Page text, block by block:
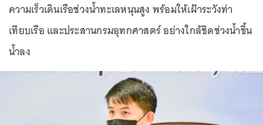
ความเร็วเดินเรือช่วงน้ำทะเลหนุนสูง พร้อมให้เฝ้าระวังท่า
เทียบเรือ และประสานกรมอุทกศาสตร์ อย่างใกล้ชิดช่วงน้ำขึ้น
น้ำลง